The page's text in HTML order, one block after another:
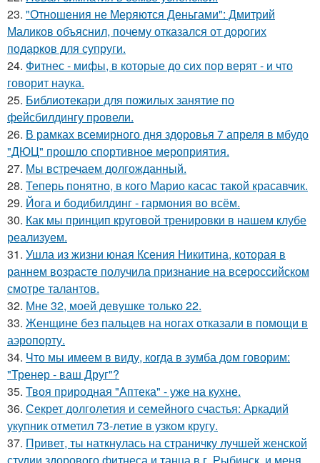
23. "Отношения не Меряются Деньгами": Дмитрий
Маликов объяснил, почему отказался от дорогих
подарков для супруги.
24. Фитнес - мифы, в которые до сих пор верят - и что
говорит наука.
25. Библиотекари для пожилых занятие по
фейсбилдингу провели.
26. В рамках всемирного дня здоровья 7 апреля в мбудо
"ДЮЦ" прошло спортивное мероприятия.
27. Мы встречаем долгожданный.
28. Теперь понятно, в кого Марио касас такой красавчик.
29. Йога и бодибилдинг - гармония во всём.
30. Как мы принцип круговой тренировки в нашем клубе
реализуем.
31. Ушла из жизни юная Ксения Никитина, которая в
раннем возрасте получила признание на всероссийском
смотре талантов.
32. Мне 32, моей девушке только 22.
33. Женщине без пальцев на ногах отказали в помощи в
аэропорту.
34. Что мы имеем в виду, когда в зумба дом говорим:
"Тренер - ваш Друг"?
35. Твоя природная "Аптека" - уже на кухне.
36. Секрет долголетия и семейного счастья: Аркадий
укупник отметил 73-летие в узком кругу.
37. Привет, ты наткнулась на страничку лучшей женской
студии здорового фитнеса и танца в г. Рыбинск, и меня